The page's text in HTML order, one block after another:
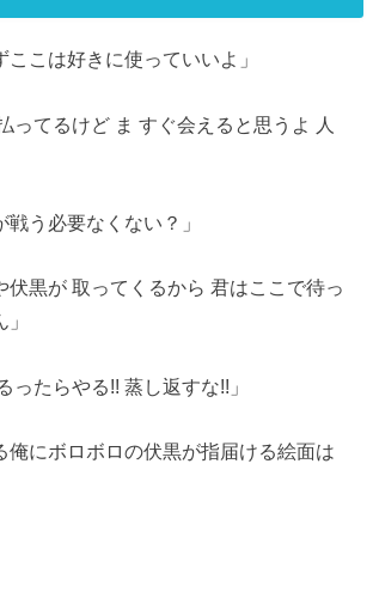
こは好きに使っていいよ」
ってるけど ま すぐ会えると思うよ 人
戦う必要なくない？」
伏黒が 取ってくるから 君はここで待っ
ったらやる!! 蒸し返すな!!」
俺にボロボロの伏黒が指届ける絵面は